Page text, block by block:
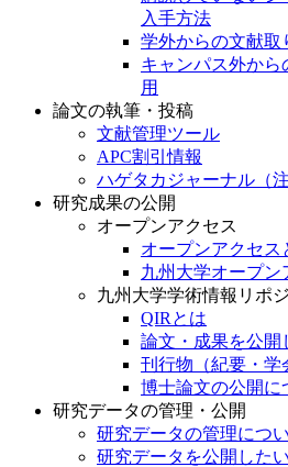
入手方法
学外からの文献取
キャンパス外から
用
論文の執筆・投稿
文献管理ツール
APC割引情報
ハゲタカジャーナル（注
研究成果の公開
オープンアクセス
オープンアクセス
九州大学オープン
九州大学学術情報リポ
QIRとは
論文・成果を公開
刊行物（紀要・学
博士論文の公開に
研究データの管理・公開
研究データの管理につ
研究データを公開したい